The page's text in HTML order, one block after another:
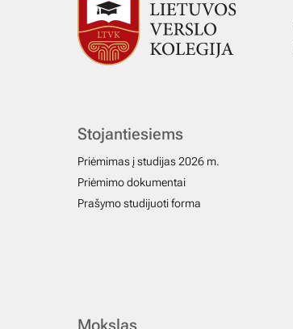
Stojantiesiems
Priėmimas į studijas 2026 m.
Priėmimo dokumentai
Prašymo studijuoti forma